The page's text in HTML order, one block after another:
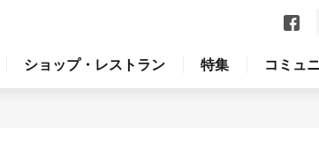
ショップ・レストラン 特集 コミュ